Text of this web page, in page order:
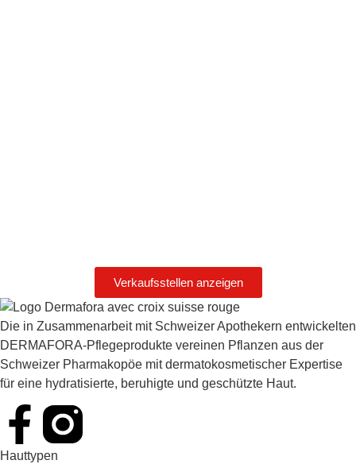
Verkaufsstellen anzeigen
Die in Zusammenarbeit mit Schweizer Apothekern entwickelten
DERMAFORA-Pflegeprodukte vereinen Pflanzen aus der
Schweizer Pharmakopöe mit dermatokosmetischer Expertise
für eine hydratisierte, beruhigte und geschützte Haut.
Hauttypen